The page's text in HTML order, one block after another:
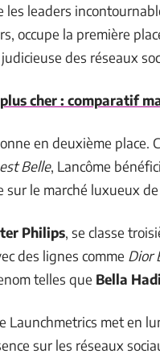
les leaders
occupe la première
des réseaux
cher : comparatif
en deuxième place.
Belle, Lancôme
le marché luxueux
Philips, se classe
des lignes comme Dior
telles que Bella
Launchmetrics met en
sur les réseaux